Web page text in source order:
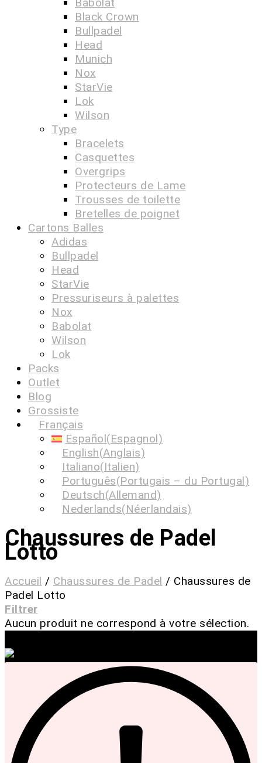
Black Crown
Bullpadel
Head
Munich
Nox
StarVie
Lok
Wilson
Type
Bracelets
Casquettes
Overgrips
Protecteurs de Lame
Trousses de toilette
Bretelles de poignet
Cartons Balles
Adidas
Bullpadel
Head
StarVie
Pressuriseurs à palettes
Nox
Babolat
Wilson
Lok
Packs
Outlet
Blog
Grossiste
Français
Español(Espagnol)
English(Anglais)
Italiano(Italien)
Português(Portugais – du Portugal)
Deutsch(Allemand)
Nederlands(Néerlandais)
Chaussures de Padel
Lotto
Accueil / Chaussures de Padel / Chaussures de
Padel Lotto
Filtrer
Aucun produit ne correspond à votre sélection.